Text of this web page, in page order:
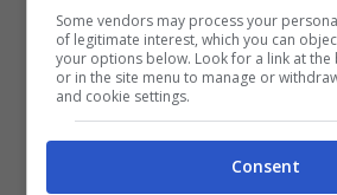
guarda al futuro in maniera
le varie scelte per il
pare che potrebbe
E’ iniziato già da un po’ il
Some vendors may process your
of legitimate interest, which you can
your options below. Look for a link at
or in the site menu to manage or
and cookie settings.
Consent